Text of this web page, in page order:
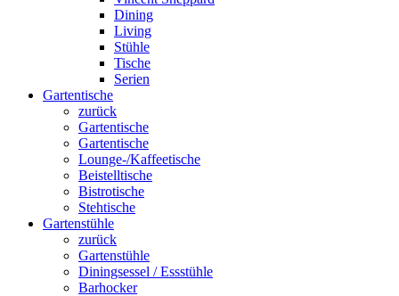
Dining
Living
Stühle
Tische
Serien
Gartentische
zurück
Gartentische
Gartentische
Lounge-/Kaffeetische
Beistelltische
Bistrotische
Stehtische
Gartenstühle
zurück
Gartenstühle
Diningsessel / Essstühle
Barhocker